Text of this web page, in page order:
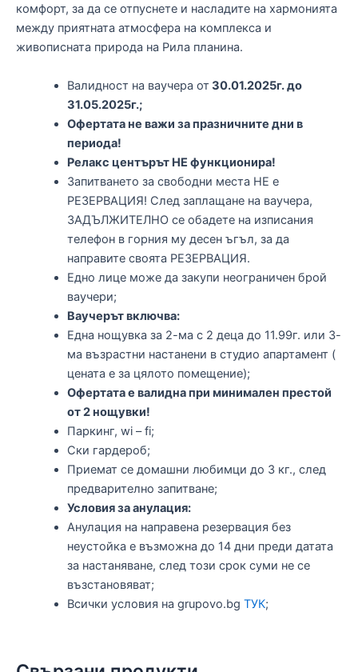
комфорт, за да се отпуснете и насладите на хармонията
между приятната атмосфера на комплекса и
живописната природа на Рила планина.
Валидност на ваучера от 30.01.2025г. до
31.05.2025г.;
Офертата не важи за празничните дни в
периода!
Релакс центърът НЕ функционира!
Запитването за свободни места НЕ е
РЕЗЕРВАЦИЯ! След заплащане на ваучера,
ЗАДЪЛЖИТЕЛНО се обадете на изписания
телефон в горния му десен ъгъл, за да
направите своята РЕЗЕРВАЦИЯ.
Едно лице може да закупи неограничен брой
ваучери;
Ваучерът включва:
Една нощувка за 2-ма с 2 деца до 11.99г. или 3-
ма възрастни настанени в студио апартамент (
цената е за цялото помещение);
Офертата е валидна при минимален престой
от 2 нощувки!
Паркинг, wi – fi;
Ски гардероб;
Приемат се домашни любимци до 3 кг., след
предварително запитване;
Условия за анулация:
Анулация на направена резервация без
неустойка е възможна до 14 дни преди датата
за настаняване, след този срок суми не се
възстановяват;
Всички условия на grupovo.bg ТУК;